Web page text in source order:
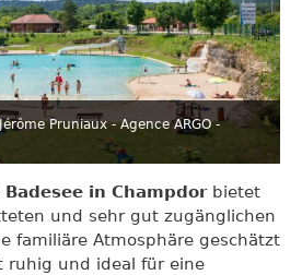
Pruniaux - Agence ARGO -
in Champdorbietet
und sehr gut zugänglichen
familiäre Atmosphäre geschätzt
ruhig und ideal für eine